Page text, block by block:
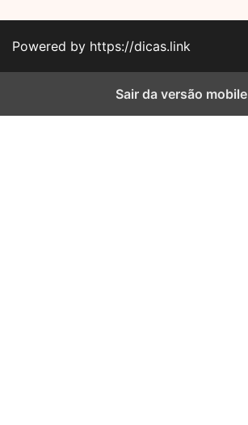
Powered by https://dicas.link
Sair da versão mobile